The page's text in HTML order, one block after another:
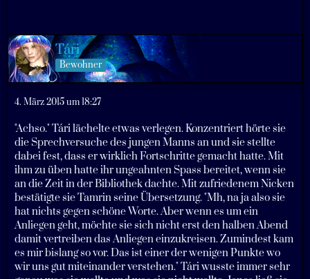
Tári
Bewohner
4. März 2015 um 18:27
"Achso." Tári lächelte etwas verlegen. Konzentriert hörte sie
die Sprechversuche des jungen Manns an und sie stellte
dabei fest, dass er wirklich Fortschritte gemacht hatte. Mit
ihm zu üben hatte ihr ungeahnten Spass bereitet, wenn sie
an die Zeit in der Bibliothek dachte. Mit zufriedenem Nicken
bestätigte sie Tamrin seine Übersetzung. "Mh, na ja also sie
hat nichts gegen schöne Worte. Aber wenn es um ein
Anliegen geht, möchte sie sich nicht erst den halben Abend
damit vertreiben das Anliegen einzukreisen. Zumindest kam
es mir bislang so vor. Das ist einer der wenigen Punkte wo
wir uns gut miteinander verstehen." Tári wusste immer sehr